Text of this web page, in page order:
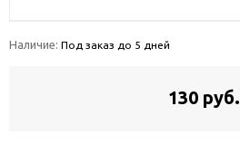
Наличие: Под заказ до 5 дней
130 руб.